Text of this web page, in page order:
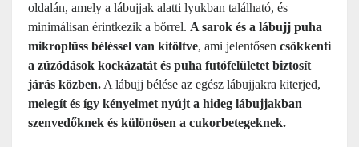
oldalán, amely a lábujjak alatti lyukban található, és
minimálisan érintkezik a bőrrel. A sarok és a lábujj puha
mikroplüss béléssel van kitöltve, ami jelentősen csökkenti
a zúzódások kockázatát és puha futófelületet biztosít
járás közben. A lábujj bélése az egész lábujjakra kiterjed,
melegít és így kényelmet nyújt a hideg lábujjakban
szenvedőknek és különösen a cukorbetegeknek.